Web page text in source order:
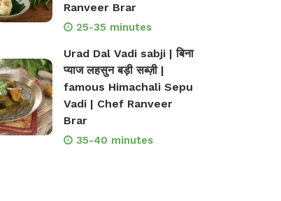
Ranveer Brar
25-35 minutes
Urad Dal Vadi sabji | बिना
प्याज लहसुन बड़ी सब्ज़ी |
famous Himachali Sepu
Vadi | Chef Ranveer
Brar
35-40 minutes